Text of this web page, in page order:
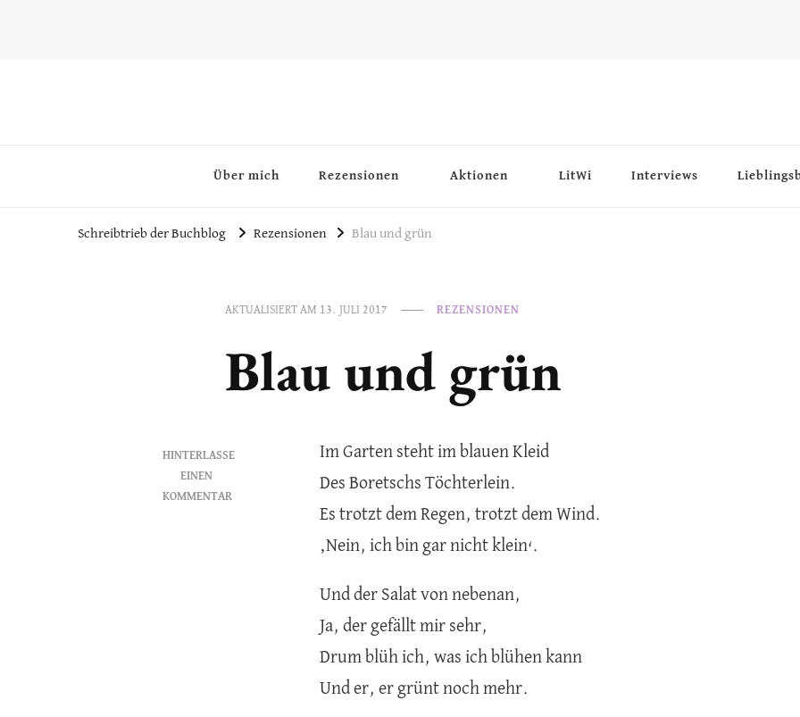
Über mich Rezensionen Aktionen LitWi Interviews
Schreibtrieb der Buchblog Rezensionen Blau und grün
AKTUALISIERT AM 13. JULI 2017 REZENSIONEN
Blau und grün
HINTERLASSE
EINEN
KOMMENTAR
Im Garten steht im blauen Kleid
Des Boretschs Töchterlein.
Es trotzt dem Regen, trotzt dem Wind.
‚Nein, ich bin gar nicht klein‘.
Und der Salat von nebenan,
Ja, der gefällt mir sehr,
Drum blüh ich, was ich blühen kann
Und er, er grünt noch mehr.